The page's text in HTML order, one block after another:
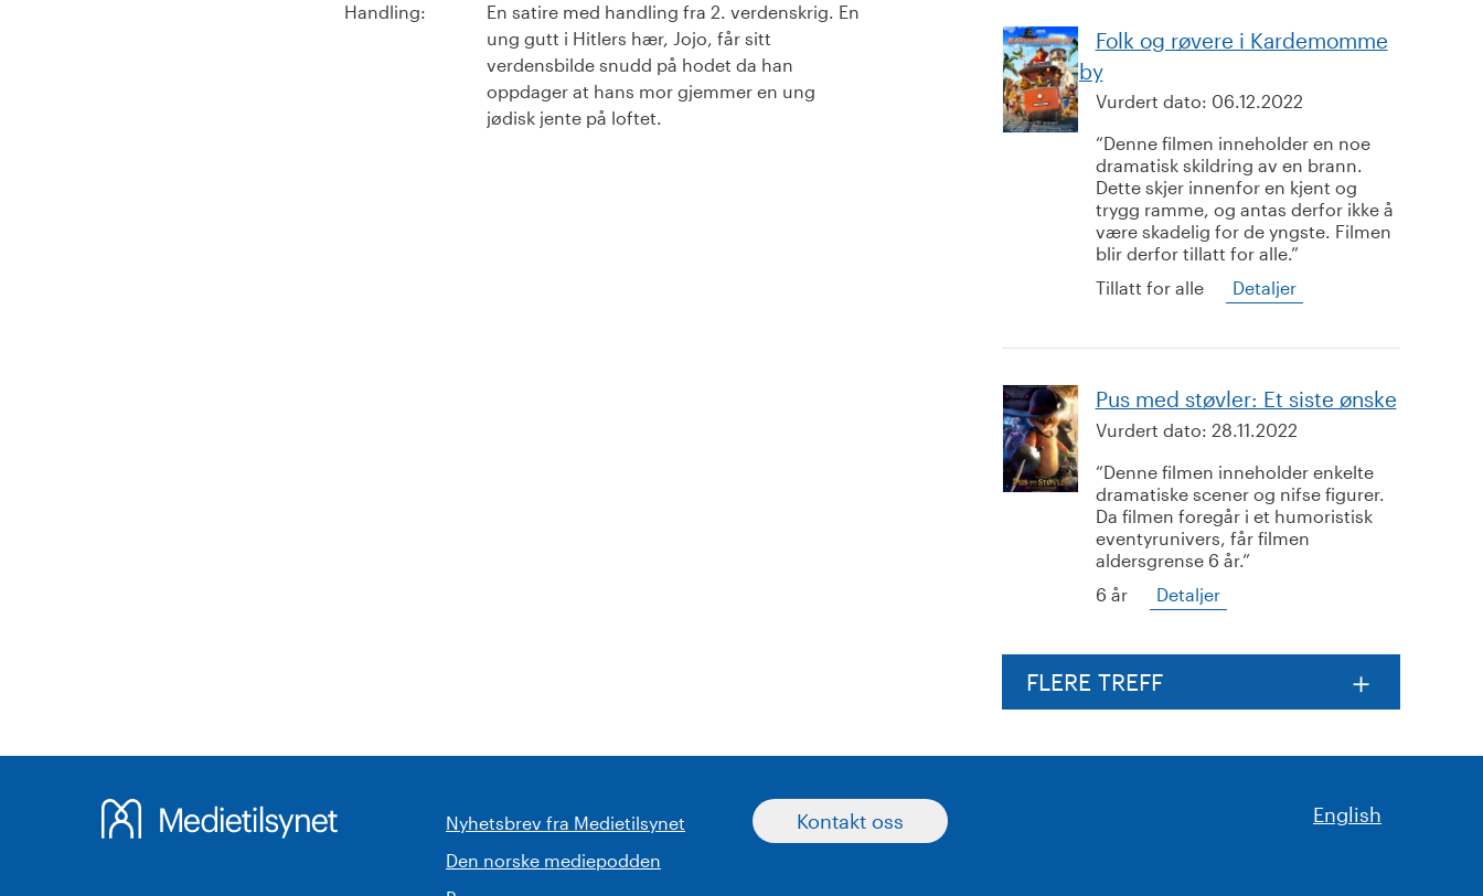
Handling:
En satire med handling fra 2. verdenskrig. En
ung gutt i Hitlers hær, Jojo, får sitt
verdensbilde snudd på hodet da han
oppdager at hans mor gjemmer en ung
jødisk jente på loftet.
Folk og røvere i Kardemomme
by
Vurdert dato: 06.12.2022
Denne filmen inneholder en noe
dramatisk skildring av en brann.
Dette skjer innenfor en kjent og
trygg ramme, og antas derfor ikke å
være skadelig for de yngste. Filmen
blir derfor tillatt for alle.
Tillatt for alle
Detaljer
Pus med støvler: Et siste ønske
Vurdert dato: 28.11.2022
Denne filmen inneholder enkelte
dramatiske scener og nifse figurer.
Da filmen foregår i et humoristisk
eventyrunivers, får filmen
aldersgrense 6 år.
6 år
Detaljer
FLERE TREFF
Nyhetsbrev fra Medietilsynet
Den norske mediepodden
Kontakt oss English